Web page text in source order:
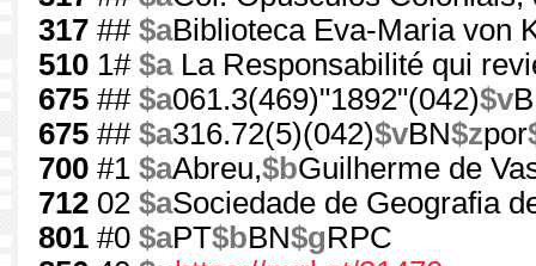
317 ## $aBiblioteca Eva-Maria von
510 1# $aLa Responsabilité qui
675 ## $a061.3(469)"1892"(042)$v
675 ## $a316.72(5)(042)$vBN$zpor
700 #1 $aAbreu,$bGuilherme de
712 02 $aSociedade de Geografia
801 #0 $aPT$bBN$gRPC